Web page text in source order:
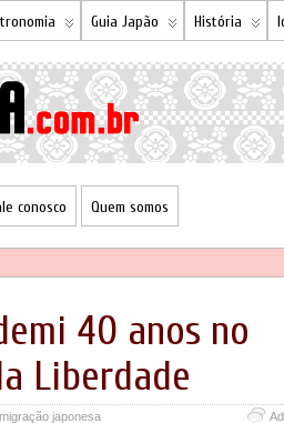
Guia Japão História
conosco Quem somos
40 anos no
Liberdade
japonesa